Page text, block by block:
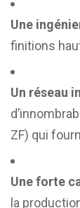
Une
finitions
Un réseau
ZF) qui
Une forte
la